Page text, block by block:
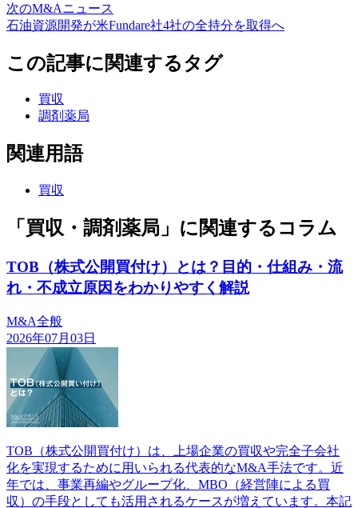
次のM&Aニュース
石油資源開発が米Fundare社4社の全持分を取得へ
この記事に関連するタグ
買収
調剤薬局
関連用語
買収
「買収・調剤薬局」に関連するコラム
TOB（株式公開買付け）とは？目的・仕組み・流
れ・不成立原因をわかりやすく解説
M&A全般
2026年07月03日
TOB（株式公開買付け）は、上場企業の買収や完全子会社
化を実現するために用いられる代表的なM&A手法です。近
年では、事業再編やグループ化、MBO（経営陣による買
収）の手段としても活用されるケースが増えています。本記